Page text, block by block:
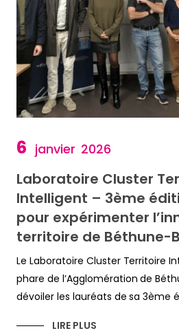
6 janvier 2026
Laboratoire Cluster
Intelligent – 3ème
pour expérimenter
territoire de Béthune-
Le Laboratoire Cluster Territoire
phare de l’Agglomération de
dévoiler les lauréats de sa 3ème
LIRE PLUS